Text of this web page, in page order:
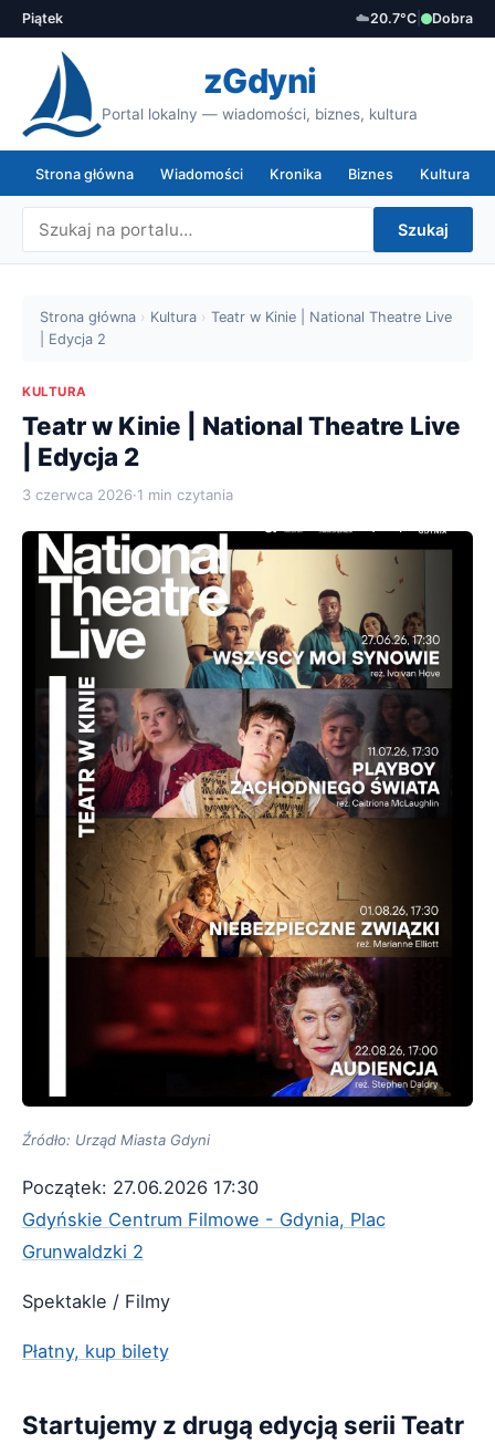
Piątek ☁️20.7°C Dobra
zGdyni
Portal lokalny — wiadomości, biznes, kultura
Strona główna Wiadomości Kronika Biznes Kultura
Szukaj
Strona główna › Kultura › Teatr w Kinie | National Theatre Live
| Edycja 2
KULTURA
Teatr w Kinie | National Theatre Live
| Edycja 2
3 czerwca 2026·1 min czytania
Źródło: Urząd Miasta Gdyni
Początek: 27.06.2026 17:30
Gdyńskie Centrum Filmowe - Gdynia, Plac
Grunwaldzki 2
Spektakle / Filmy
Płatny, kup bilety
Startujemy z drugą edycją serii Teatr